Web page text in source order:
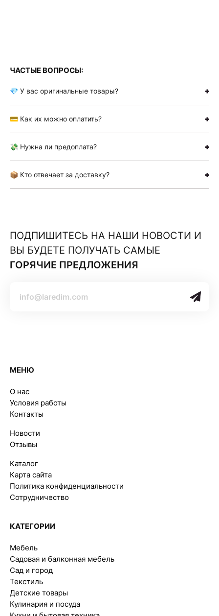
ЧАСТЫЕ ВОПРОСЫ:
💎 У вас оригинальные товары?
💳 Как их можно оплатить?
💸 Нужна ли предоплата?
📦 Кто отвечает за доставку?
ПОДПИШИТЕСЬ НА НАШИ НОВОСТИ И
ВЫ БУДЕТЕ ПОЛУЧАТЬ САМЫЕ
ГОРЯЧИЕ ПРЕДЛОЖЕНИЯ
МЕНЮ
О нас
Условия работы
Контакты
Новости
Отзывы
Каталог
Карта сайта
Политика конфиденциальности
Сотрудничество
КАТЕГОРИИ
Мебель
Садовая и балконная мебель
Сад и город
Текстиль
Детские товары
Кулинария и посуда